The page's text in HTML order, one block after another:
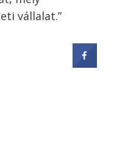
vállalat.”